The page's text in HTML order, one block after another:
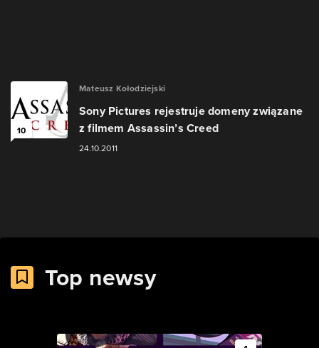
10
Mateusz Kołodziejski
Sony Pictures rejestruje domeny związane
z filmem Assassin’s Creed
24.10.2011
Top newsy